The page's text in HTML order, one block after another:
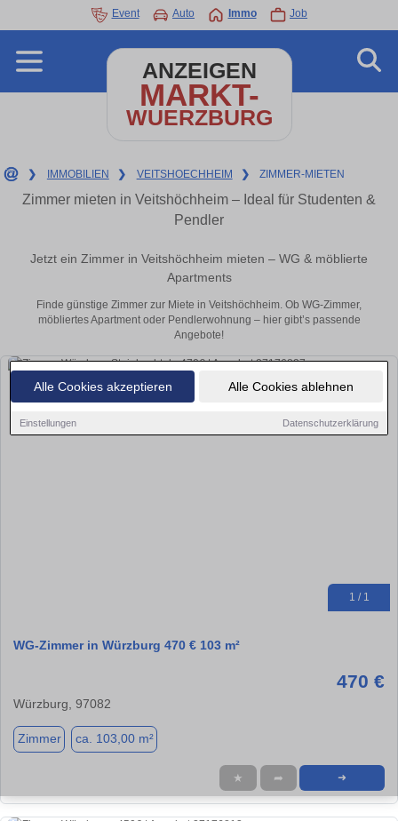
Alle Cookies akzeptieren Alle Cookies ablehnen
Einstellungen Datenschutzerklärung
Event Auto Immo Job
ANZEIGEN
MARKT-
WUERZBURG
❯ IMMOBILIEN ❯ VEITSHOECHHEIM ❯ ZIMMER-MIETEN
Zimmer mieten in Veitshöchheim – Ideal für Studenten &
Pendler
Jetzt ein Zimmer in Veitshöchheim mieten – WG & möblierte
Apartments
Finde günstige Zimmer zur Miete in Veitshöchheim. Ob WG-Zimmer,
möbliertes Apartment oder Pendlerwohnung – hier gibt’s passende
Angebote!
1 / 1
WG-Zimmer in Würzburg 470 € 103 m²
470 €
Würzburg, 97082
Zimmer ca. 103,00 m²
★ ➦ ➜